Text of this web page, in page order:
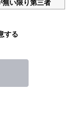
無い限り第三者
な管理を行っ
場合には、ご
きます。
する